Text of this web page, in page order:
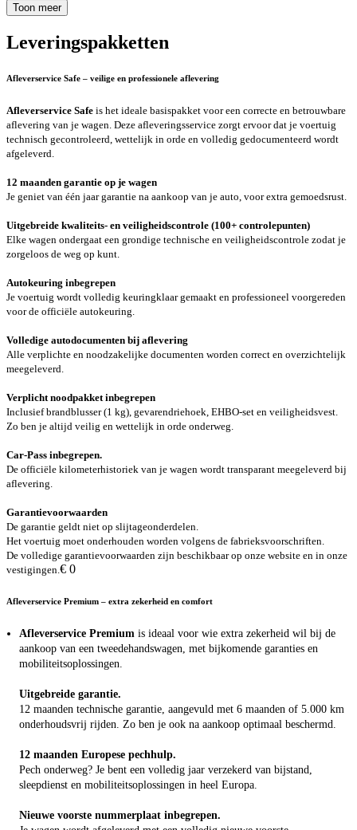
Toon meer
Leveringspakketten
Afleverservice Safe – veilige en professionele aflevering
Afleverservice Safe is het ideale basispakket voor een correcte en betrouwbare
aflevering van je wagen. Deze afleveringsservice zorgt ervoor dat je voertuig
technisch gecontroleerd, wettelijk in orde en volledig gedocumenteerd wordt
afgeleverd.
12 maanden garantie op je wagen
Je geniet van één jaar garantie na aankoop van je auto, voor extra gemoedsrust.
Uitgebreide kwaliteits- en veiligheidscontrole (100+ controlepunten)
Elke wagen ondergaat een grondige technische en veiligheidscontrole zodat je
zorgeloos de weg op kunt.
Autokeuring inbegrepen
Je voertuig wordt volledig keuringklaar gemaakt en professioneel voorgereden
voor de officiële autokeuring.
Volledige autodocumenten bij aflevering
Alle verplichte en noodzakelijke documenten worden correct en overzichtelijk
meegeleverd.
Verplicht noodpakket inbegrepen
Inclusief brandblusser (1 kg), gevarendriehoek, EHBO-set en veiligheidsvest.
Zo ben je altijd veilig en wettelijk in orde onderweg.
Car-Pass inbegrepen.
De officiële kilometerhistoriek van je wagen wordt transparant meegeleverd bij
aflevering.
Garantievoorwaarden
De garantie geldt niet op slijtageonderdelen.
Het voertuig moet onderhouden worden volgens de fabrieksvoorschriften.
De volledige garantievoorwaarden zijn beschikbaar op onze website en in onze
vestigingen. € 0
Afleverservice Premium – extra zekerheid en comfort
Afleverservice Premium is ideaal voor wie extra zekerheid wil bij de
aankoop van een tweedehandswagen, met bijkomende garanties en
mobiliteitsoplossingen.
Uitgebreide garantie.
12 maanden technische garantie, aangevuld met 6 maanden of 5.000 km
onderhoudsvrij rijden. Zo ben je ook na aankoop optimaal beschermd.
12 maanden Europese pechhulp.
Pech onderweg? Je bent een volledig jaar verzekerd van bijstand,
sleepdienst en mobiliteitsoplossingen in heel Europa.
Nieuwe voorste nummerplaat inbegrepen.